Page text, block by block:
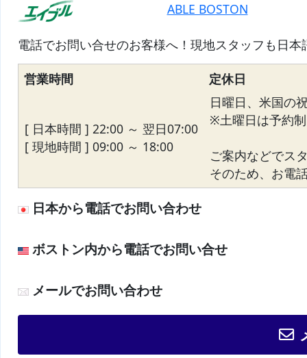
ABLE BOSTON
電話でお問い合せのお客様へ！現地スタッフも日
営業時間 定休日
[ 日本時間 ] 22:00 ～ 翌日07:00
[ 現地時間 ] 09:00 ～ 18:00
日曜日、米国の
※土曜日は予約制
ご案内などでス
そのため、お電
日本から電話でお問い合わせ
ボストン内から電話でお問い合せ
メールでお問い合わせ